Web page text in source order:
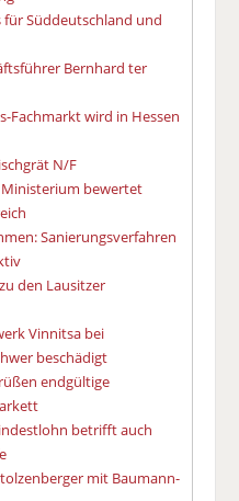
für Süddeutschland und
Bernhard ter
Fachmarkt wird in Hessen
N/F
bewertet
Sanierungsverfahren
den Lausitzer
Vinnitsa bei
beschädigt
endgültige
betrifft auch
mit Baumann-